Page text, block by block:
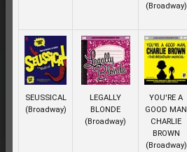
(Broadway)
SEUSSICAL
(Broadway)
LEGALLY
BLONDE
(Broadway)
YOU'RE A
GOOD MAN
CHARLIE
BROWN
(Broadway)